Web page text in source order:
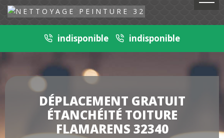
indisponible indisponible
DÉPLACEMENT GRATUIT
ÉTANCHÉITÉ TOITURE
FLAMARENS 32340